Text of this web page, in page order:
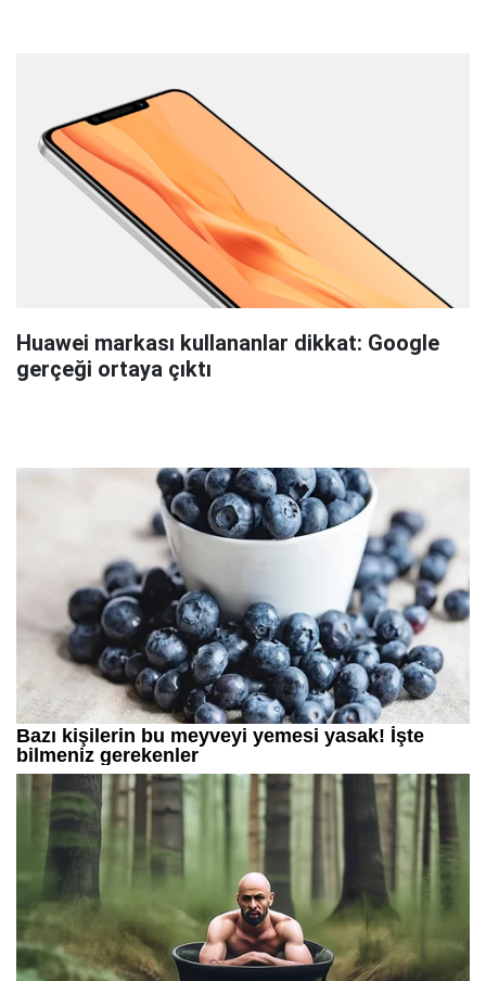
Huawei markası kullananlar dikkat: Google
gerçeği ortaya çıktı